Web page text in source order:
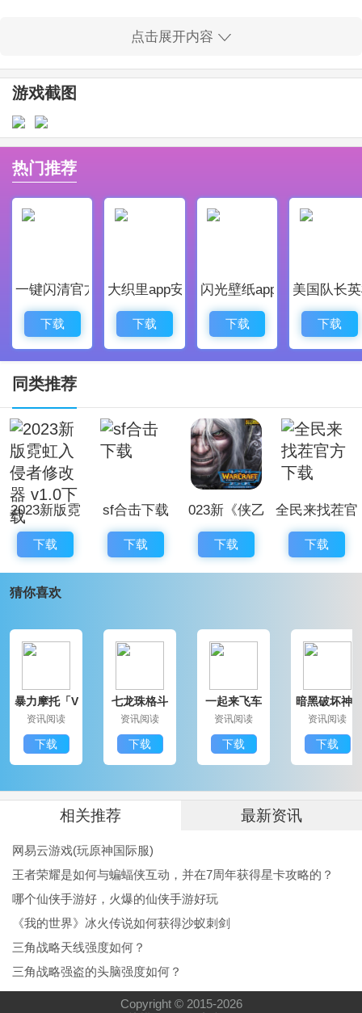
2.多平台支持：可多端畅玩，目前已支持移动端(安卓+i
OS)、电脑和TV三大平台
3.省资源：独有的优化技术和服务器资源，保证高质量
云端运行效果，设备省电不发热
还有更多惊喜可在游戏中体验。
在使用过程中如遇到问题，可通过【问题反馈】告诉我
们，我们会尽全力解决!
首先连段有意义吗?
我觉得连段是防止被小怪磨血的神技能，当在2段跳的空
中连段时，地面的怪物是无法对玩家输出的，当然在打b
oss时就老老实实的大剑普攻吧。
首先装备大剑和双枪
起手可以闪a把一个怪打到角落里
第一部分：aabb：不在击退怪物的情况下讲它垂直击
飞，可以用abbb代替，仅提供思路
第二部分：(在击飞的情况下)长按b(无法替代)跳跃(此时
第三部分：aaa枪aaa枪aaa枪b下劈结束连段(在空中第
有实际体验其他招式，二段空中可以做任何不击退的招
注：第二部分的bb之后可以让他稍微在一段跳位置下落
一点，然后上挑跳跃可以达到极限三连aaa枪。
网易云游戏点评
网易云游戏理由有着非常多的热门游戏，不仅仅是手
游，各种端游单机游戏也能玩，不用下载游戏资源就能
轻松的在线玩游戏，一个平台解决所有问题。
点击展开内容
游戏截图
热门推荐
一键闪清官方最新版
下载
大织里app安卓版
下载
闪光壁纸app安卓最新版
下载
美国队长
下载
同类推荐
2023新版霓
虹入侵者修改
器 v1.0下载
下载
sf合击下载
下载
023新《侠乙
传》 v1.0.95
正式版
【war3地
下载
全民来找茬官
方下载
下载
猜你喜欢
暴力摩托「V
1.25」IOS版
资讯阅读
下载
七龙珠格斗
免费「V5.
资讯阅读
下载
一起来飞车
本「V1.02」
资讯阅读
下载
暗黑破坏神3
免费版「V1.
资讯阅读
下载
相关推荐 最新资讯
网易云游戏(玩原神国际服)
王者荣耀是如何与蝙蝠侠互动，并在7周年获得星卡攻略的？
哪个仙侠手游好，火爆的仙侠手游好玩
《我的世界》冰火传说如何获得沙蚁刺剑
三角战略天线强度如何？
三角战略强盗的头脑强度如何？
Copyright © 2015-2026